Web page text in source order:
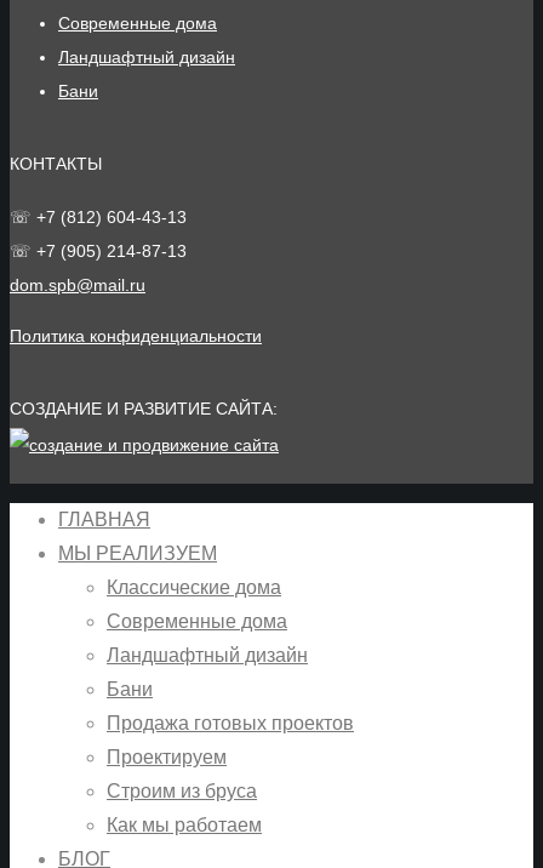
Современные дома
Ландшафтный дизайн
Бани
КОНТАКТЫ
☏ +7 (812) 604-43-13
☏ +7 (905) 214-87-13
dom.spb@mail.ru
Политика конфиденциальности
СОЗДАНИЕ И РАЗВИТИЕ САЙТА:
ГЛАВНАЯ
МЫ РЕАЛИЗУЕМ
Классические дома
Современные дома
Ландшафтный дизайн
Бани
Продажа готовых проектов
Проектируем
Строим из бруса
Как мы работаем
БЛОГ